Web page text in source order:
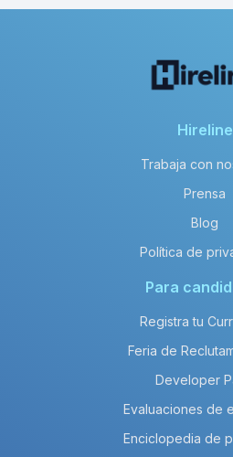
Hireline
Trabaja con
Prensa
Blog
Política de
Para
Registra tu
Feria de
Developer
Evaluaciones de
Enciclopedia de